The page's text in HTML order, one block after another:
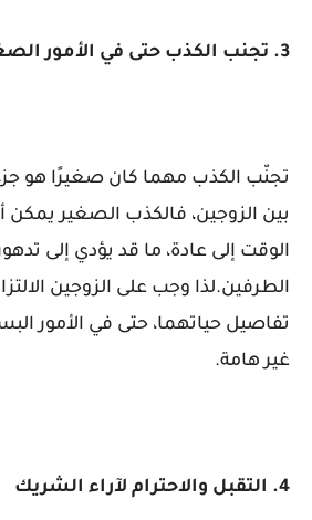
3. تجنب الكذب حتى في الأمور الصغيرة
تجنّب الكذب مهما كان صغيرًا هو
بين الزوجين، فالكذب الصغير يمكن
الوقت إلى عادة، ما قد يؤدي إلى
الطرفين.لذا وجب على الزوجين
تفاصيل حياتهما، حتى في الأمور
غير هامة.
4. التقبل والاحترام لآراء الشريك